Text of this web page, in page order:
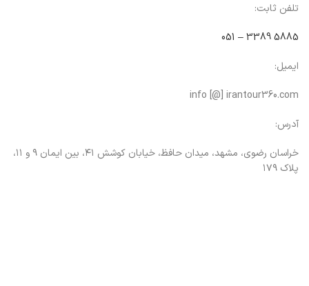
تلفن ثابت:
051 – 3389 5885
ایمیل:
info [@] irantour360.com
آدرس:
خراسان رضوی، مشهد، میدان حافظ، خیابان کوشش ۴۱، بین ایمان ۹ و ۱۱،
پلاک ۱۷۹